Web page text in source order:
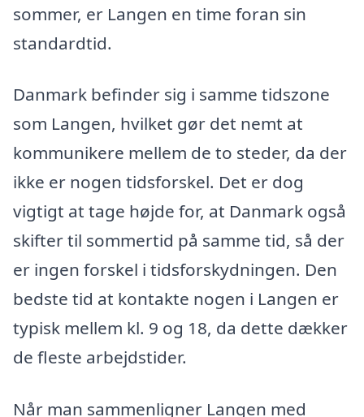
sommer, er Langen en time foran sin
standardtid.
Danmark befinder sig i samme tidszone
som Langen, hvilket gør det nemt at
kommunikere mellem de to steder, da der
ikke er nogen tidsforskel. Det er dog
vigtigt at tage højde for, at Danmark også
skifter til sommertid på samme tid, så der
er ingen forskel i tidsforskydningen. Den
bedste tid at kontakte nogen i Langen er
typisk mellem kl. 9 og 18, da dette dækker
de fleste arbejdstider.
Når man sammenligner Langen med